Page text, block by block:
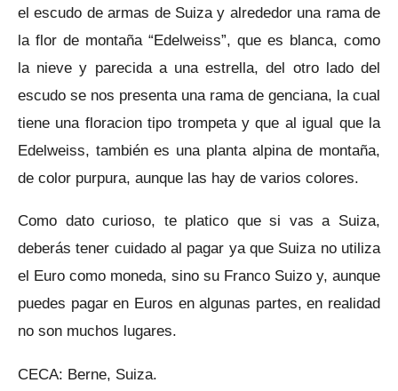
el escudo de armas de Suiza y alrededor una rama de
la flor de montaña “Edelweiss”, que es blanca, como
la nieve y parecida a una estrella, del otro lado del
escudo se nos presenta una rama de genciana, la cual
tiene una floracion tipo trompeta y que al igual que la
Edelweiss, también es una planta alpina de montaña,
de color purpura, aunque las hay de varios colores.
Como dato curioso, te platico que si vas a Suiza,
deberás tener cuidado al pagar ya que Suiza no utiliza
el Euro como moneda, sino su Franco Suizo y, aunque
puedes pagar en Euros en algunas partes, en realidad
no son muchos lugares.
CECA: Berne, Suiza.